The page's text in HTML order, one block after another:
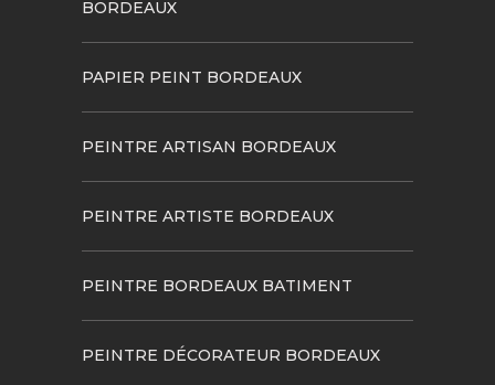
BORDEAUX
PAPIER PEINT BORDEAUX
PEINTRE ARTISAN BORDEAUX
PEINTRE ARTISTE BORDEAUX
PEINTRE BORDEAUX BATIMENT
PEINTRE DÉCORATEUR BORDEAUX